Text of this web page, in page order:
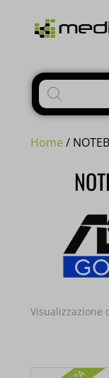
Products
search
Home /
Visualizzazione
Si
23
in